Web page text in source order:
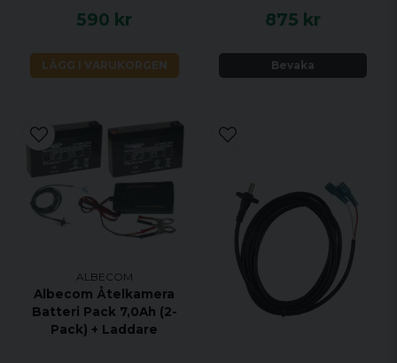
590 kr
LÄGG I VARUKORGEN
875 kr
Bevaka
ALBECOM
Albecom Åtelkamera
Batteri Pack 7,0Ah (2-
Pack) + Laddare